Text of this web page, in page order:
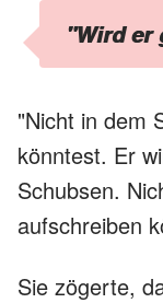
"Wird er
"Nicht in dem
könntest. Er
Schubsen.
aufschreiben
Sie zögerte,